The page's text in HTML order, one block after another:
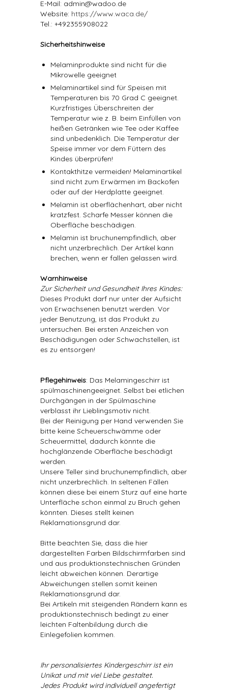
E-Mail: admin@wadoo.de
Website: https://www.waca.de/
Tel.: +492355908022
Sicherheitshinweise
Melaminprodukte sind nicht für die
Mikrowelle geeignet
Melaminartikel sind für Speisen mit
Temperaturen bis 70 Grad C geeignet.
Kurzfristiges Überschreiten der
Temperatur wie z. B. beim Einfüllen von
heißen Getränken wie Tee oder Kaffee
sind unbedenklich. Die Temperatur der
Speise immer vor dem Füttern des
Kindes überprüfen!
Kontakthitze vermeiden! Melaminartikel
sind nicht zum Erwärmen im Backofen
oder auf der Herdplatte geeignet.
Melamin ist oberflächenhart, aber nicht
kratzfest. Scharfe Messer können die
Oberfläche beschädigen.
Melamin ist bruchunempfindlich, aber
nicht unzerbrechlich. Der Artikel kann
brechen, wenn er fallen gelassen wird.
Warnhinweise
Zur Sicherheit und Gesundheit Ihres Kindes:
Dieses Produkt darf nur unter der Aufsicht
von Erwachsenen benutzt werden. Vor
jeder Benutzung, ist das Produkt zu
untersuchen. Bei ersten Anzeichen von
Beschädigungen oder Schwachstellen, ist
es zu entsorgen!
Pflegehinweis: Das Melamingeschirr ist
spülmaschinengeeignet. Selbst bei etlichen
Durchgängen in der Spülmaschine
verblasst ihr Lieblingsmotiv nicht.
Bei der Reinigung per Hand verwenden Sie
bitte keine Scheuerschwämme oder
Scheuermittel, dadurch könnte die
hochglänzende Oberfläche beschädigt
werden.
Unsere Teller sind bruchunempfindlich, aber
nicht unzerbrechlich. In seltenen Fällen
können diese bei einem Sturz auf eine harte
Unterfläche schon einmal zu Bruch gehen
könnten. Dieses stellt keinen
Reklamationsgrund dar.
Bitte beachten Sie, dass die hier
dargestellten Farben Bildschirmfarben sind
und aus produktionstechnischen Gründen
leicht abweichen können. Derartige
Abweichungen stellen somit keinen
Reklamationsgrund dar.
Bei Artikeln mit steigenden Rändern kann es
produktionstechnisch bedingt zu einer
leichten Faltenbildung durch die
Einlegefolien kommen.
Ihr personalisiertes Kindergeschirr ist ein
Unikat und mit viel Liebe gestaltet.
Jedes Produkt wird individuell angefertigt